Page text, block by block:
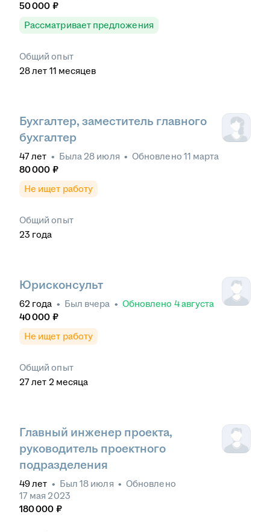
50 000 ₽
Рассматривает предложения
Общий опыт
28лет 11 месяцев
Бухгалтер, заместитель главного
бухгалтер
47лет • Была 28 июля • Обновлено 11 марта
80 000 ₽
Не ищет работу
Общий опыт
23 года
Юрисконсульт
62 года • Был вчера • Обновлено 4 августа
40 000 ₽
Не ищет работу
Общий опыт
27лет 2 месяца
Главный инженер проекта,
руководитель проектного
подразделения
49лет • Был 18 июля • Обновлено
17 мая 2023
180 000 ₽